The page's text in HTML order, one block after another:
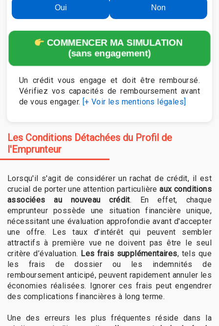
Oui Non
COMMENCER MA SIMULATION
(sans engagement)
Un crédit vous engage et doit être remboursé.
Vérifiez vos capacités de remboursement avant
de vous engager. [+ Voir les mentions légales]
Les Conditions Détachées du Profil de
l'Emprunteur
Lorsqu'il s'agit de considérer un rachat de crédit, il est
crucial de porter une attention particulièreaux conditions
associées au nouveau crédit. En effet, chaque
emprunteur possède une situation financière unique,
nécessitant une évaluation approfondie avant d'accepter
une offre. Les taux d’intérêt qui peuvent sembler
attractifs à première vue ne doivent pas être le seul
critère d’évaluation. Les frais supplémentaires, tels que
les frais de dossier ou les indemnités de
remboursement anticipé, peuvent rapidement annuler les
économies réalisées. Ignorer ces frais peut engendrer
des complications financières à long terme.
Une des erreurs les plus fréquentes réside dans la